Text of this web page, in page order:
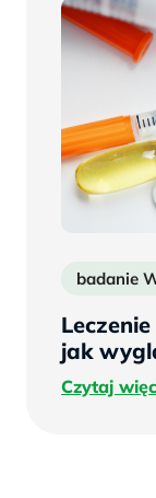
badanie
jak
Czytaj